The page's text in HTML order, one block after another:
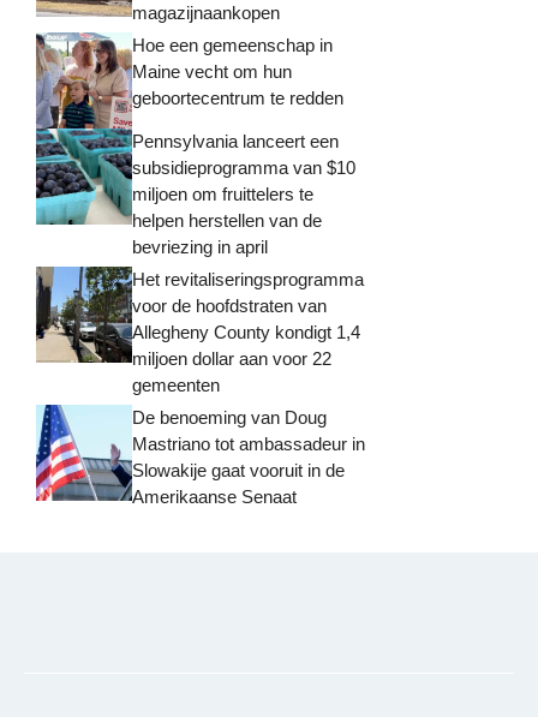
magazijnaankopen
Hoe een gemeenschap in
Maine vecht om hun
geboortecentrum te redden
Pennsylvania lanceert een
subsidieprogramma van $10
miljoen om fruittelers te
helpen herstellen van de
bevriezing in april
Het revitaliseringsprogramma
voor de hoofdstraten van
Allegheny County kondigt 1,4
miljoen dollar aan voor 22
gemeenten
De benoeming van Doug
Mastriano tot ambassadeur in
Slowakije gaat vooruit in de
Amerikaanse Senaat